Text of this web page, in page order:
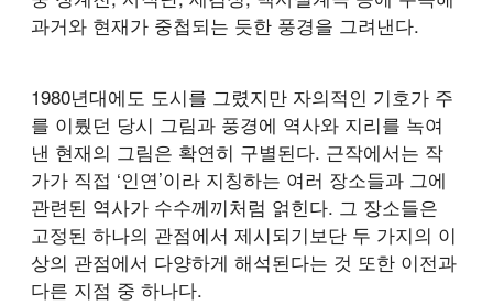
과거와 현재가 중첩되는 듯한 풍경을 그려낸다.
1980년대에도 도시를 그렸지만 자의적인 기호가 주
를 이뤘던 당시 그림과 풍경에 역사와 지리를 녹여
낸 현재의 그림은 확연히 구별된다. 근작에서는 작
가가 직접 ‘인연’이라 지칭하는 여러 장소들과 그에
관련된 역사가 수수께끼처럼 얽힌다. 그 장소들은
고정된 하나의 관점에서 제시되기보단 두 가지의 이
상의 관점에서 다양하게 해석된다는 것 또한 이전과
다른 지점 중 하나다.